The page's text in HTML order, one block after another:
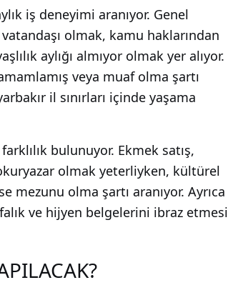
iş deneyimi aranıyor. Genel
olmak, kamu haklarından
aylığı almıyor olmak yer alıyor.
veya muaf olma şartı
il sınırları içinde yaşama
bulunuyor. Ekmek satış,
olmak yeterliyken, kültürel
olma şartı aranıyor. Ayrıca
ve hijyen belgelerini ibraz etmesi